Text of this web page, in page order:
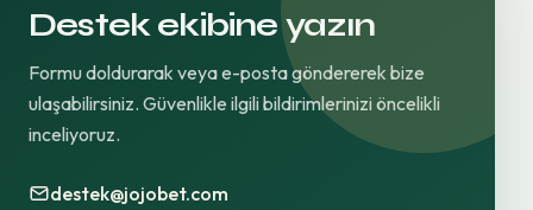
Destek ekibine yazın
Formu doldurarak veya e-posta göndererek bize
ulaşabilirsiniz. Güvenlikle ilgili bildirimlerinizi öncelikli
inceliyoruz.
destek@jojobet.com